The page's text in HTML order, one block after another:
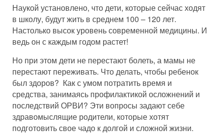
Наукой установлено, что дети, которые сейчас ходят
в школу, будут жить в среднем 100 – 120 лет.
Настолько высок уровень современной медицины. И
ведь он с каждым годом растет!
Но при этом дети не перестают болеть, а мамы не
перестают переживать. Что делать, чтобы ребенок
был здоров? Как с умом потратить время и
средства, занимаясь профилактикой осложнений и
последствий ОРВИ? Эти вопросы задают себе
здравомыслящие родители, которые хотят
подготовить свое чадо к долгой и сложной жизни.